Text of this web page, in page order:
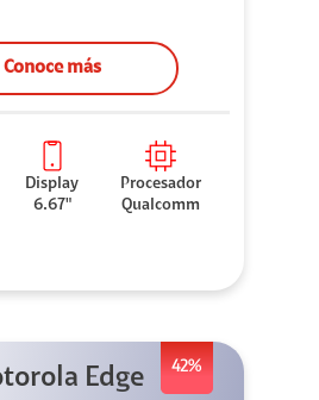
Conoce más
Display
6.67"
Procesador
Qualcomm
42%
Edge